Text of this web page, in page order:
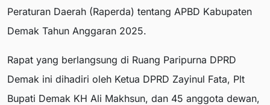
Peraturan Daerah (Raperda) tentang APBD Kabupaten
Demak Tahun Anggaran 2025.
Rapat yang berlangsung di Ruang Paripurna DPRD
Demak ini dihadiri oleh Ketua DPRD Zayinul Fata, Plt
Bupati Demak KH Ali Makhsun, dan 45 anggota dewan,